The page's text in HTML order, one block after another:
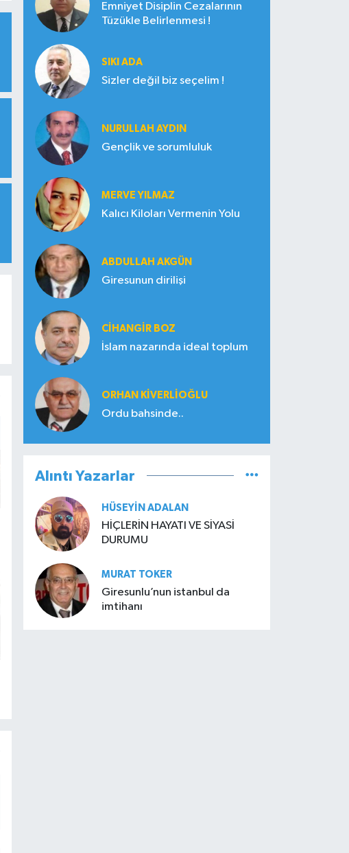
Emniyet Disiplin Cezalarının
Tüzükle Belirlenmesi !
SIKI ADA
Sizler değil biz seçelim !
NURULLAH AYDIN
Gençlik ve sorumluluk
MERVE YILMAZ
Kalıcı Kiloları Vermenin Yolu
ABDULLAH AKGÜN
Giresunun dirilişi
CIHANGIR BOZ
İslam nazarında ideal toplum
ORHAN KIVERLIOĞLU
Ordu bahsinde..
Alıntı Yazarlar
HÜSEYIN ADALAN
HİÇLERİN HAYATI VE SİYASİ
DURUMU
MURAT TOKER
Giresunlu’nun istanbul da
imtihanı